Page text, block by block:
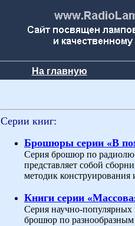
На главную
Серии книг:
Брошюры серии «В
Серия брошюр по
представляет собой
методик
Книги серии
Серия научно-
брошюр по разнообразным